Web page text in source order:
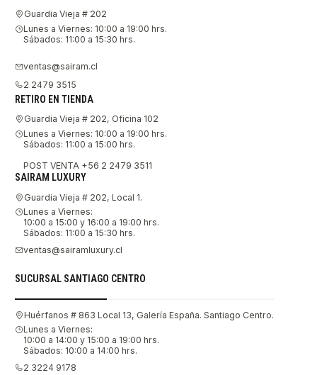
Guardia Vieja # 202
Lunes a Viernes: 10:00 a 19:00 hrs.
Sábados: 11:00 a 15:30 hrs.
ventas@sairam.cl
2 2479 3515
RETIRO EN TIENDA
Guardia Vieja # 202, Oficina 102
Lunes a Viernes: 10:00 a 19:00 hrs.
Sábados: 11:00 a 15:00 hrs.
POST VENTA +56 2 2479 3511
SAIRAM LUXURY
Guardia Vieja # 202, Local 1.
Lunes a Viernes:
10:00 a 15:00 y 16:00 a 19:00 hrs.
Sábados: 11:00 a 15:30 hrs.
ventas@sairamluxury.cl
SUCURSAL SANTIAGO CENTRO
Huérfanos # 863 Local 13, Galería España. Santiago Centro.
Lunes a Viernes:
10:00 a 14:00 y 15:00 a 19:00 hrs.
Sábados: 10:00 a 14:00 hrs.
2 3224 9178